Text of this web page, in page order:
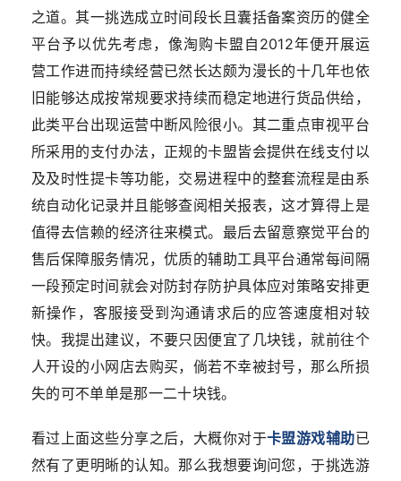
之道。其一挑选成立时间段长且囊括备案资历的健全
平台予以优先考虑，像淘购卡盟自2012年便开展运
营工作进而持续经营已然长达颇为漫长的十几年也依
旧能够达成按常规要求持续而稳定地进行货品供给，
此类平台出现运营中断风险很小。其二重点审视平台
所采用的支付办法，正规的卡盟皆会提供在线支付以
及及时性提卡等功能，交易进程中的整套流程是由系
统自动化记录并且能够查阅相关报表，这才算得上是
值得去信赖的经济往来模式。最后去留意察觉平台的
售后保障服务情况，优质的辅助工具平台通常每间隔
一段预定时间就会对防封存防护具体应对策略安排更
新操作，客服接受到沟通请求后的应答速度相对较
快。我提出建议，不要只因便宜了几块钱，就前往个
人开设的小网店去购买，倘若不幸被封号，那么所损
失的可不单单是那一二十块钱。
看过上面这些分享之后，大概你对于卡盟游戏辅助已
然有了更明晰的认知。那么我想要询问您，于挑选游